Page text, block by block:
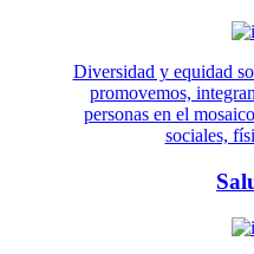
Diversidad y equidad
promovemos,
personas en el
sociales,